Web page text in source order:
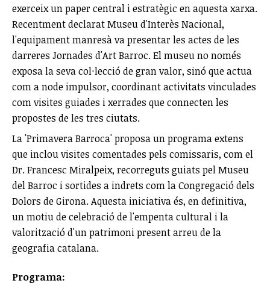
exerceix un paper central i estratègic en aquesta xarxa.
Recentment declarat Museu d'Interès Nacional,
l'equipament manresà va presentar les actes de les
darreres Jornades d'Art Barroc. El museu no només
exposa la seva col·lecció de gran valor, sinó que actua
com a node impulsor, coordinant activitats vinculades
com visites guiades i xerrades que connecten les
propostes de les tres ciutats.
La 'Primavera Barroca' proposa un programa extens
que inclou visites comentades pels comissaris, com el
Dr. Francesc Miralpeix, recorreguts guiats pel Museu
del Barroc i sortides a indrets com la Congregació dels
Dolors de Girona. Aquesta iniciativa és, en definitiva,
un motiu de celebració de l'empenta cultural i la
valorització d'un patrimoni present arreu de la
geografia catalana.
Programa: